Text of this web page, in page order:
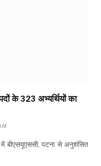
के 323 अभ्यर्थियों का
में बीएसयूएससी, पटना से अनुशंसित